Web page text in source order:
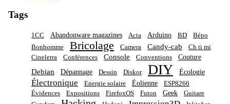
Tags
1CC Abandonware magazines Acta Arduino BD
Bépo
Bonhomme
Bricolage Camera Candy-cab
Ch ti mi
Cinelerra
Conférences Console Conventions Couture
Debian Dépannage Dessin Diskor DIY Écologie
Électronique Energie solaire Éolienne
ESP8266
Évidences
Expositions FirefoxOS Futon Geek
Guitare